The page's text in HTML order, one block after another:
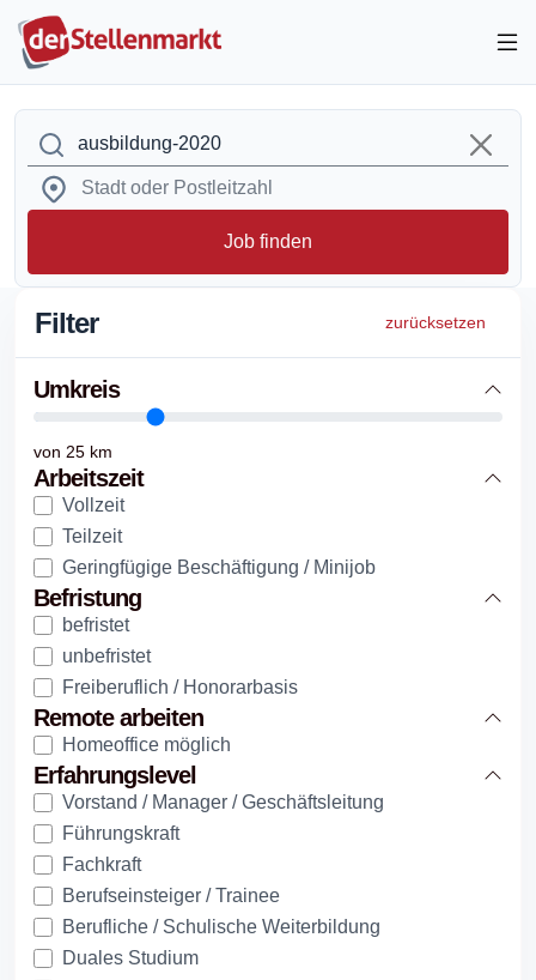
Job finden
Filter zurücksetzen
Umkreis
von 25 km
Arbeitszeit
Vollzeit
Teilzeit
Geringfügige Beschäftigung / Minijob
Befristung
befristet
unbefristet
Freiberuflich / Honorarbasis
Remote arbeiten
Homeoffice möglich
Erfahrungslevel
Vorstand / Manager / Geschäftsleitung
Führungskraft
Fachkraft
Berufseinsteiger / Trainee
Berufliche / Schulische Weiterbildung
Duales Studium